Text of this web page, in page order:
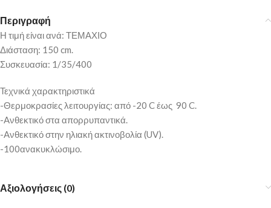
Περιγραφή
Η τιμή είναι ανά: ΤΕΜΑΧΙΟ
Διάσταση: 150 cm.
Συσκευασία: 1/35/400
Τεχνικά χαρακτηριστικά
-Θερμοκρασίες λειτουργίας: από -20 C έως 90 C.
-Aνθεκτικό στα απορρυπαντικά.
-Aνθεκτικό στην ηλιακή ακτινοβολία (UV).
-100ανακυκλώσιμο.
Αξιολογήσεις (0)